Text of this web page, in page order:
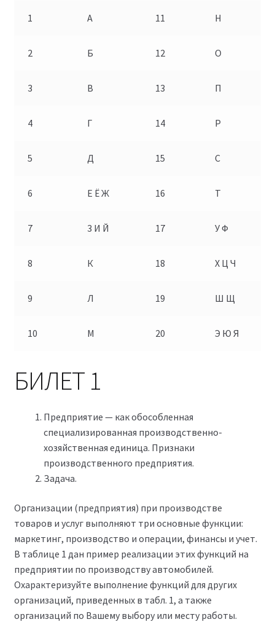
1 А 11 Н
2 Б 12 О
3 В 13 П
4 Г 14 Р
5 Д 15 С
6 Е Ё Ж 16 Т
7 3 И Й 17 У Ф
8 К 18 X Ц Ч
9 Л 19 Ш Щ
10 М 20 Э Ю Я
БИЛЕТ 1
Предприятие — как обособленная
специализированная производственно-
хозяйственная единица. Признаки
производственного предприятия.
Задача.
Организации (предприятия) при производстве
товаров и услуг выполняют три основные функции:
маркетинг, производство и операции, финансы и учет.
В таблице 1 дан пример реализации этих функций на
предприятии по производству автомобилей.
Охарактеризуйте выполнение функций для других
организаций, приведенных в табл. 1, а также
организаций по Вашему выбору или месту работы.